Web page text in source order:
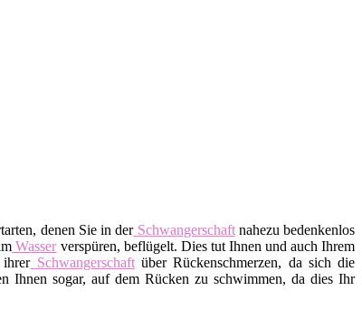
denen Sie in derSchwangerschaftnahezu bedenkenlos
Wasserverspüren, beflügelt. Dies tut Ihnen und auch Ihrem
Schwangerschaftüber Rückenschmerzen, da sich die
Ihnen sogar, auf dem Rücken zu schwimmen, da dies Ihr